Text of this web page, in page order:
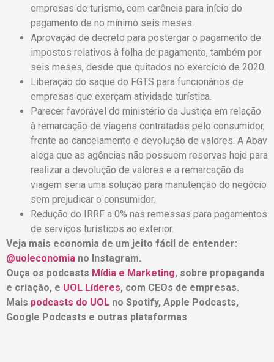
empresas de turismo, com carência para início do
pagamento de no mínimo seis meses.
Aprovação de decreto para postergar o pagamento de
impostos relativos à folha de pagamento, também por
seis meses, desde que quitados no exercício de 2020.
Liberação do saque do FGTS para funcionários de
empresas que exerçam atividade turística.
Parecer favorável do ministério da Justiça em relação
à remarcação de viagens contratadas pelo consumidor,
frente ao cancelamento e devolução de valores. A Abav
alega que as agências não possuem reservas hoje para
realizar a devolução de valores e a remarcação da
viagem seria uma solução para manutenção do negócio
sem prejudicar o consumidor.
Redução do IRRF a 0% nas remessas para pagamentos
de serviços turísticos ao exterior.
Veja mais economia de um jeito fácil de entender:
@uoleconomia no Instagram.
Ouça os podcasts Mídia e Marketing, sobre propaganda
e criação, e UOL Líderes, com CEOs de empresas.
Mais podcasts do UOL no Spotify, Apple Podcasts,
Google Podcasts e outras plataformas